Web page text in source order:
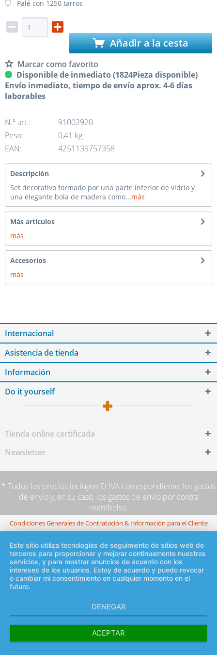
Palé con 1250 tarros
Añadir a la cesta
Marcar como favorito
Disponible de inmediato (1824Pieza disponible)
Envío inmediato, tiempo de envío aprox. 4-6 días
laborables
N.º art.:
91002920
Peso:
0,41 kg
EAN:
4251139757358
Descripción
Set decorativo formado por una parte inferior de vidrio y
una elegante bola de madera como...más
Más artículos
más
Accesorios
más
Internacional
Asistencia de tienda
Información
Do it yourself
Tienda online certificada
Newsletter
* Todos los precios incluyen El IVA correspondiente, los gastos
de envíoy, en su caso, los gastos de envío por contra
reembolso.
Condiciones Generales de Contratación & Información para el Cliente
Este sitio utiliza tecnologías de seguimiento de sitios web de
terceros para proporcionar y mejorar continuamente nuestros
servicios, y para mostrar anuncios de acuerdo con los
intereses de los usuarios. Estoy de acuerdo y puedo revocar
o cambiar mi consentimiento en cualquier momento en el
futuro.
DENEGAR
ACEPTAR